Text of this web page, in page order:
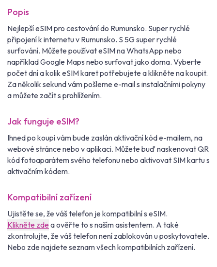
Popis
Nejlepší eSIM pro cestování do Rumunsko. Super rychlé
připojení k internetu v Rumunsko. S 5G super rychlé
surfování. Můžete používat eSIM na WhatsApp nebo
například Google Maps nebo surfovat jako doma. Vyberte
počet dní a kolik eSIM karet potřebujete a klikněte na koupit.
Za několik sekund vám pošleme e-mail s instalačními pokyny
a můžete začít s prohlížením.
Jak funguje eSIM?
Ihned po koupi vám bude zaslán aktivační kód e-mailem, na
webové stránce nebo v aplikaci. Můžete buď naskenovat QR
kód fotoaparátem svého telefonu nebo aktivovat SIM kartu s
aktivačním kódem.
Kompatibilní zařízení
Ujistěte se, že váš telefon je kompatibilní s eSIM.
Klikněte zde a ověřte to s naším asistentem. A také
zkontrolujte, že váš telefon není zablokován u poskytovatele.
Nebo zde najdete seznam všech kompatibilních zařízení.